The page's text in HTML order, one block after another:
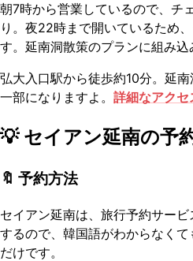
朝7時から営業しているので、チ
り。夜22時まで開いているため
す。延南洞散策のプランに組み込
弘大入口駅から徒歩約10分。延
一部になりますよ。 詳細なアクセ
💡 セイアン延南の予
🔖 予約方法
セイアン延南は、旅行予約サー
するので、韓国語がわからなく
だけです。